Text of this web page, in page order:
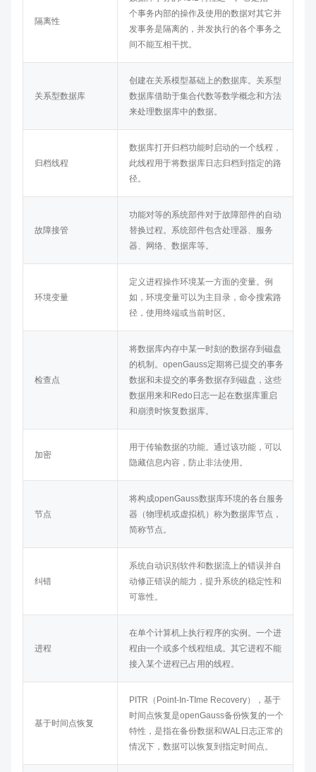
隔离性
个事务内部的操作及使用的数据对其它并
发事务是隔离的，并发执行的各个事务之
间不能互相干扰。
关系型数据库
创建在关系模型基础上的数据库。关系型
数据库借助于集合代数等数学概念和方法
来处理数据库中的数据。
归档线程
数据库打开归档功能时启动的一个线程，
此线程用于将数据库日志归档到指定的路
径。
故障接管
功能对等的系统部件对于故障部件的自动
替换过程。系统部件包含处理器、服务
器、网络、数据库等。
环境变量
定义进程操作环境某一方面的变量。例
如，环境变量可以为主目录，命令搜索路
径，使用终端或当前时区。
检查点
将数据库内存中某一时刻的数据存到磁盘
的机制。 openGauss定期将已提交的事务
数据和未提交的事务数据存到磁盘，这些
数据用来和Redo日志一起在数据库重启
和崩溃时恢复数据库。
加密
用于传输数据的功能。通过该功能，可以
隐藏信息内容，防止非法使用。
节点
将构成openGauss数据库环境的各台服务
器（物理机或虚拟机）称为数据库节点，
简称节点。
纠错
系统自动识别软件和数据流上的错误并自
动修正错误的能力，提升系统的稳定性和
可靠性。
进程
在单个计算机上执行程序的实例。一个进
程由一个或多个线程组成。其它进程不能
接入某个进程已占用的线程。
基于时间点恢复
PITR（Point-In-TIme Recovery），基于
时间点恢复是openGauss备份恢复的一个
特性，是指在备份数据和WAL日志正常的
情况下，数据可以恢复到指定时间点。